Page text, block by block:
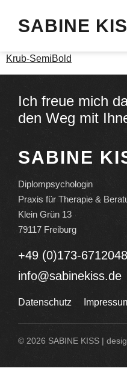
SABINE
Krub-SemiBold
Ich freue mich
den Weg mit
SABINE
Diplompsychologin
Praxis für Therapie &
Klein Grün 13
79117 Freiburg
+49 (0)173-6712048
info@sabinekiss.de
Datenschutz
© 2026 SABINE KISS |